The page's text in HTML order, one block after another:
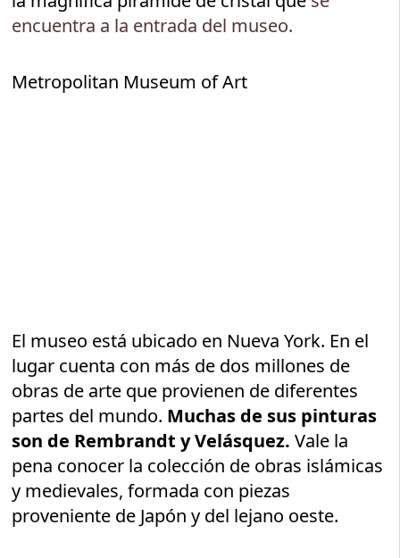
encuentra a la entrada del museo.
Metropolitan Museum of Art
El museo está ubicado en Nueva York. En el
lugar cuenta con más de dos millones de
obras de arte que provienen de diferentes
partes del mundo. Muchas de sus pinturas
son de Rembrandt y Velásquez. Vale la
pena conocer la colección de obras islámicas
y medievales, formada con piezas
proveniente de Japón y del lejano oeste.